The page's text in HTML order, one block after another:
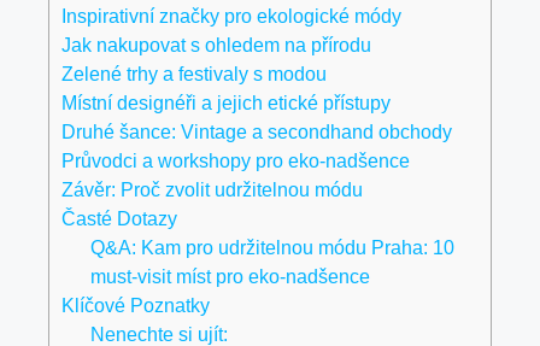
Inspirativní značky pro ekologické módy
Jak nakupovat s ohledem na přírodu
Zelené trhy a festivaly s modou
Místní designéři a jejich etické přístupy
Druhé šance: Vintage a secondhand obchody
Průvodci a workshopy pro eko-nadšence
Závěr: Proč zvolit udržitelnou módu
Časté Dotazy
Q&A: Kam pro udržitelnou módu Praha: 10
must-visit míst pro eko-nadšence
Klíčové Poznatky
Nenechte si ujít: